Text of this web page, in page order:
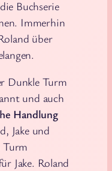
Buchserie
Immerhin
über
Dunkle Turm
und auch
Handlung
Jake und
Turm
Jake. Roland